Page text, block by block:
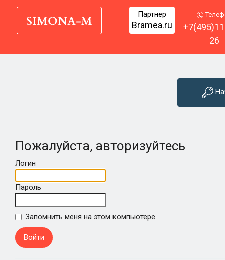
Партнер
Bramea.ru
26
Пожалуйста, авторизуйтесь
Логин
Пароль
Запомнить меня на этом компьютере